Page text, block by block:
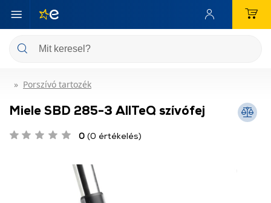
Porszívó tartozék
Miele SBD 285-3 AllTeQ szívófej
0 (0 értékelés)